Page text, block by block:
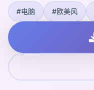
#电脑 #欧美风